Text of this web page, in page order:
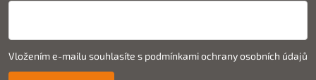
Vložením e-mailu souhlasíte s podmínkami ochrany osobních údajů